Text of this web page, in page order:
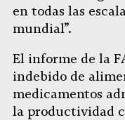
en todas las
mundial”.
El informe de la
indebido de
medicamentos
la productividad